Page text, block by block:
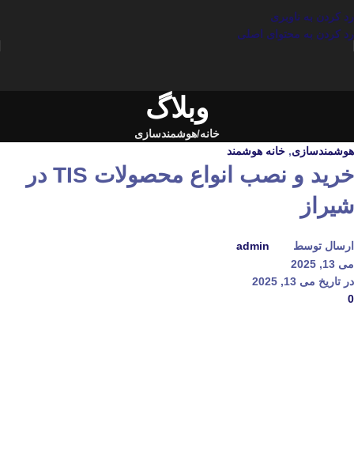
رد کردن به ناوبری
رد کردن به محتوای اصلی
وبلاگ
خانه هوشمندسازی
هوشمندسازی, خانه هوشمند
خرید و نصب انواع محصولات TIS در
شیراز
ارسال توسط
admin
می 13, 2025
در تاریخ می 13, 2025
0